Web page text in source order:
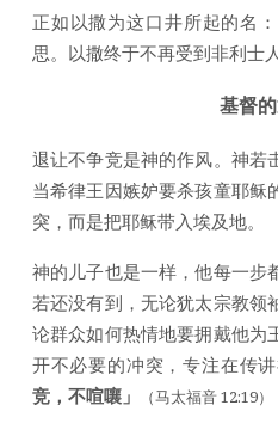
正如以撒为这口井所起的名
思。以撒终于不再受到非利士
基督
退让不争竞是神的作风。神若
当希律王因嫉妒要杀孩童耶稣
突，而是把耶稣带入埃及地。
神的儿子也是一样，他每一步
若还没有到，无论犹太宗教领
论群众如何热情地要拥戴他为
开不必要的冲突，专注在传
竞，不喧嚷」
（马太福音 12:19）